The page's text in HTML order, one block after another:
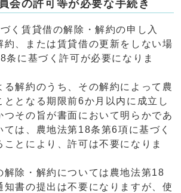
会の許可等が必要な手続き
く賃貸借の解除・解約の申し入
約、または賃貸借の更新をしない場
条に基づく許可が必要になりま
る解約のうち、その解約によって農
ととなる期限前6か月以内に成立し
つその旨が書面において明らかであ
ては、農地法第18条第6項に基づく
とにより、許可は不要になりま
解除・解約については農地法第18
知書の提出は不要になりますが、使